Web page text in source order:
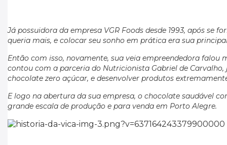
Já possuidora da empresa VGR Foods desde 1993, após
queria mais, e colocar seu sonho em prática era sua
Então com isso, novamente, sua veia empreendedora falou
contou com a parceria do Nutricionista Gabriel de
chocolate zero açúcar, e desenvolver produtos
E logo na abertura da sua empresa, o chocolate saudável
grande escala de produção e para venda em Porto Alegre.